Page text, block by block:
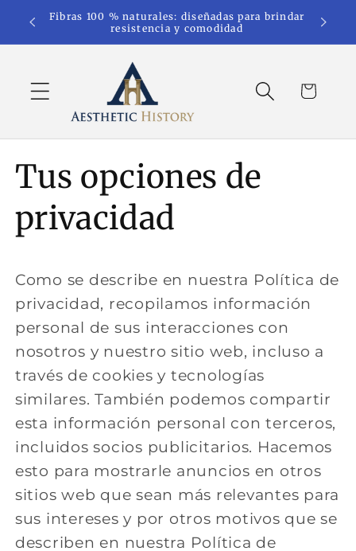
directamente
Fibras 100 % naturales: diseñadas para brindar
resistencia y comodidad
Carrito
Tus opciones de
privacidad
Como se describe en nuestra Política de
privacidad, recopilamos información
personal de sus interacciones con
nosotros y nuestro sitio web, incluso a
través de cookies y tecnologías
similares. También podemos compartir
esta información personal con terceros,
incluidos socios publicitarios. Hacemos
esto para mostrarle anuncios en otros
sitios web que sean más relevantes para
sus intereses y por otros motivos que se
describen en nuestra Política de